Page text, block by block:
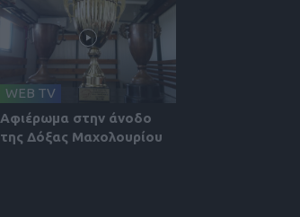
WEB TV
Αφιέρωμα στην άνοδο
της Δόξας Μαχολουρίου